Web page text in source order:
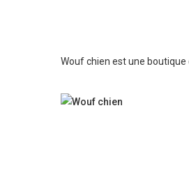
Wouf chien est une